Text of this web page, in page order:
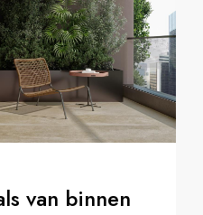
van binnen